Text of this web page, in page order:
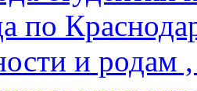
по
и родам